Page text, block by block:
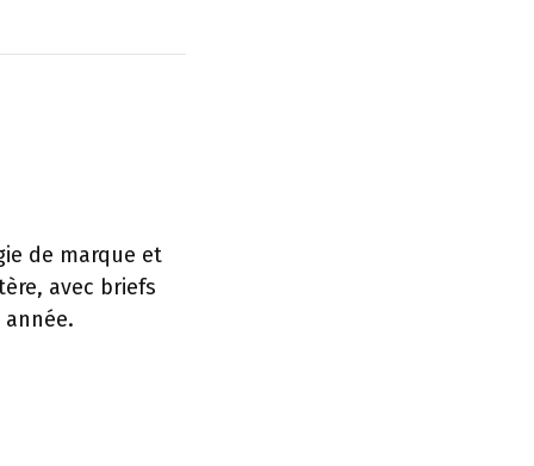
de marque et
avec briefs